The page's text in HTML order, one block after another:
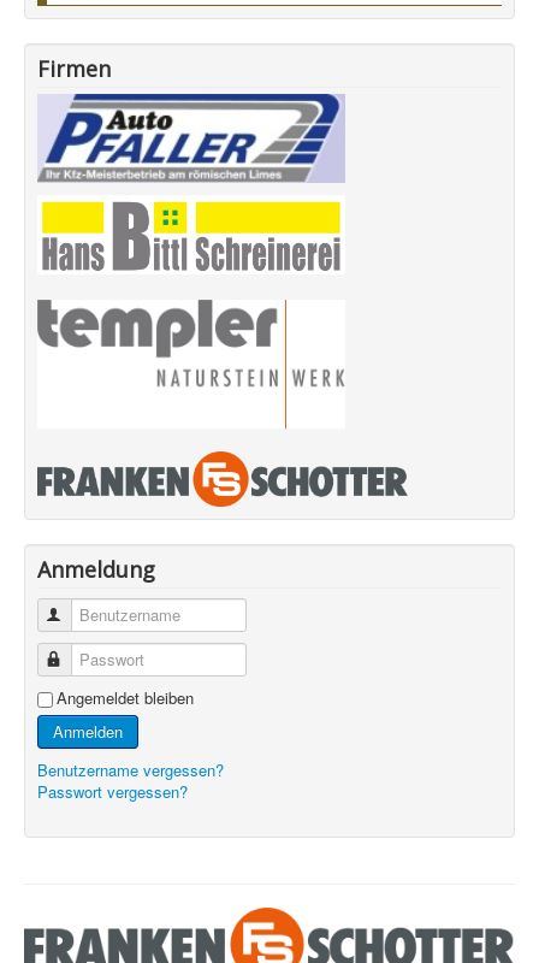
Firmen
Anmeldung
Benutzername
Passwort
Angemeldet bleiben
Anmelden
Benutzername vergessen?
Passwort vergessen?